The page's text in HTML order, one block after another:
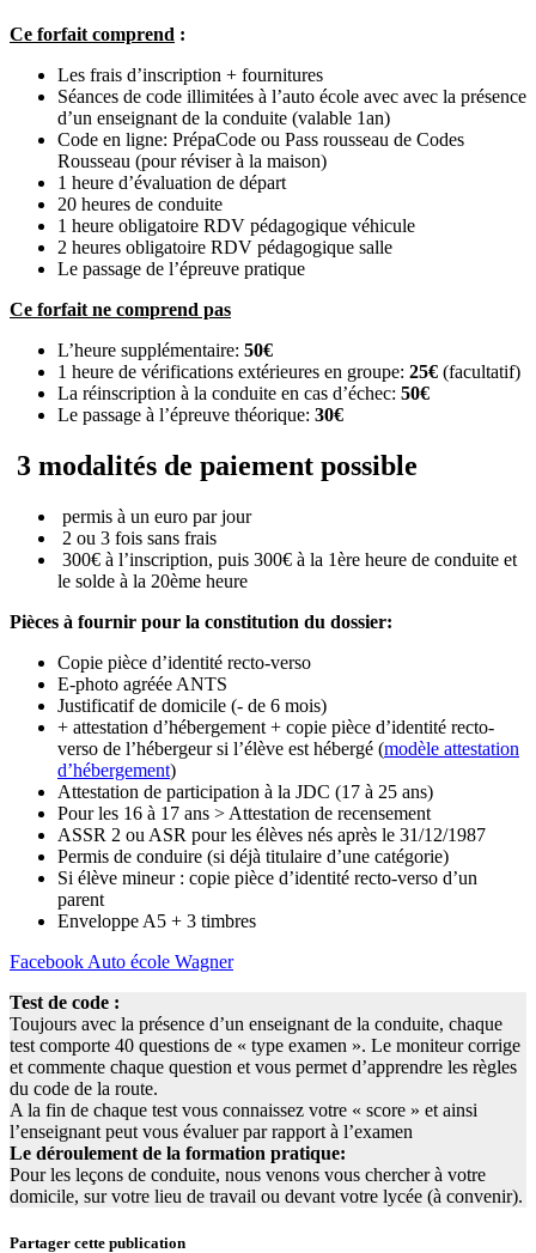
Ce forfait comprend :
Les frais d’inscription + fournitures
Séances de code illimitées à l’auto école avec avec la présence
d’un enseignant de la conduite (valable 1an)
Code en ligne: PrépaCode ou Pass rousseau de Codes
Rousseau (pour réviser à la maison)
1 heure d’évaluation de départ
20 heures de conduite
1 heure obligatoire RDV pédagogique véhicule
2 heures obligatoire RDV pédagogique salle
Le passage de l’épreuve pratique
Ce forfait ne comprend pas
L’heure supplémentaire: 50€
1 heure de vérifications extérieures en groupe: 25€ (facultatif)
La réinscription à la conduite en cas d’échec: 50€
Le passage à l’épreuve théorique: 30€
3 modalités de paiement possible
permis à un euro par jour
2 ou 3 fois sans frais
300€ à l’inscription, puis 300€ à la 1ère heure de conduite et
le solde à la 20ème heure
Pièces à fournir pour la constitution du dossier:
Copie pièce d’identité recto-verso
E-photo agréée ANTS
Justificatif de domicile (- de 6 mois)
+ attestation d’hébergement + copie pièce d’identité recto-
verso de l’hébergeur si l’élève est hébergé (modèle attestation
d’hébergement)
Attestation de participation à la JDC (17 à 25 ans)
Pour les 16 à 17 ans > Attestation de recensement
ASSR 2 ou ASR pour les élèves nés après le 31/12/1987
Permis de conduire (si déjà titulaire d’une catégorie)
Si élève mineur : copie pièce d’identité recto-verso d’un
parent
Enveloppe A5 + 3 timbres
Facebook Auto école Wagner
Test de code :
Toujours avec la présence d’un enseignant de la conduite, chaque
test comporte 40 questions de « type examen ». Le moniteur corrige
et commente chaque question et vous permet d’apprendre les règles
du code de la route.
A la fin de chaque test vous connaissez votre « score » et ainsi
l’enseignant peut vous évaluer par rapport à l’examen
Le déroulement de la formation pratique:
Pour les leçons de conduite, nous venons vous chercher à votre
domicile, sur votre lieu de travail ou devant votre lycée (à convenir).
Partager cette publication